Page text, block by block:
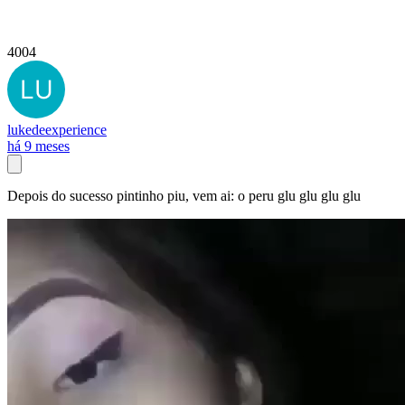
4004
lukedeexperience
há 9 meses
Depois do sucesso pintinho piu, vem ai: o peru glu glu glu glu